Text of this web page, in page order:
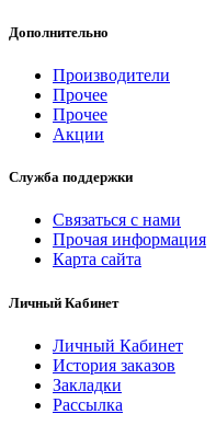
Дополнительно
Производители
Прочее
Прочее
Акции
Служба поддержки
Связаться с нами
Прочая информация
Карта сайта
Личный Кабинет
Личный Кабинет
История заказов
Закладки
Рассылка